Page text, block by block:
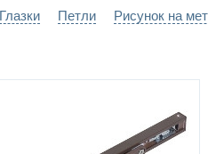
порошковое напыление –
Глазки Петли Рисунок на